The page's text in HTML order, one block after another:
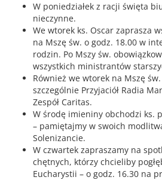
W poniedziałek z racji święta
nieczynne.
We wtorek ks. Oscar zaprasza
na Mszę św. o godz. 18.00 w
rodzin. Po Mszy św.
wszystkich ministrantów
Również we wtorek na Mszę
szczególnie Przyjaciół Radia
Zespół Caritas.
W środę imieniny obchodzi ks.
– pamiętajmy w swoich
Solenizancie.
W czwartek zapraszamy na
chętnych, którzy chcieliby
Eucharystii – o godz. 16.30 na